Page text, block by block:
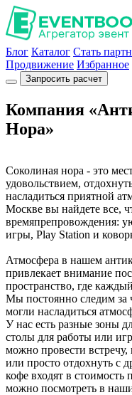
Блог Каталог Стать
Продвижение Избранное
Запросить расчет
Компания
Нора»
Соколиная нора - это
удовольствием,
насладиться приятной
Москве вы найдете все,
времяпрепровождения:
игры, Play Station и
Атмосфера в нашем
привлекает внимание
пространство, где
Мы постоянно следим за
могли насладиться
У нас есть разные зоны
столы для работы или
можно провести
или просто отдохнуть с
кофе входят в
можно посмотреть в